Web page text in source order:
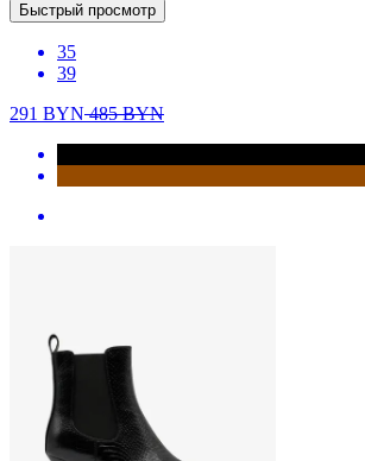
Быстрый просмотр
35
39
291 BYN485BYN